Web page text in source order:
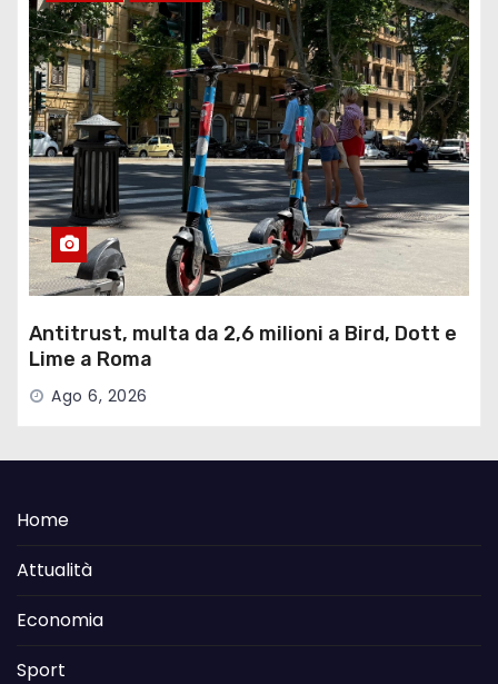
Antitrust, multa da 2,6 milioni a Bird, Dott e
Lime a Roma
Ago 6, 2026
Home
Attualità
Economia
Sport